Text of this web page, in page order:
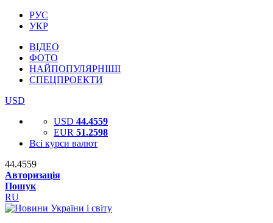
РУС
УКР
ВІДЕО
ФОТО
НАЙПОПУЛЯРНІШІ
СПЕЦПРОЕКТИ
USD
USD 44.4559
EUR 51.2598
Всі курси валют
44.4559
Авторизація
Пошук
RU